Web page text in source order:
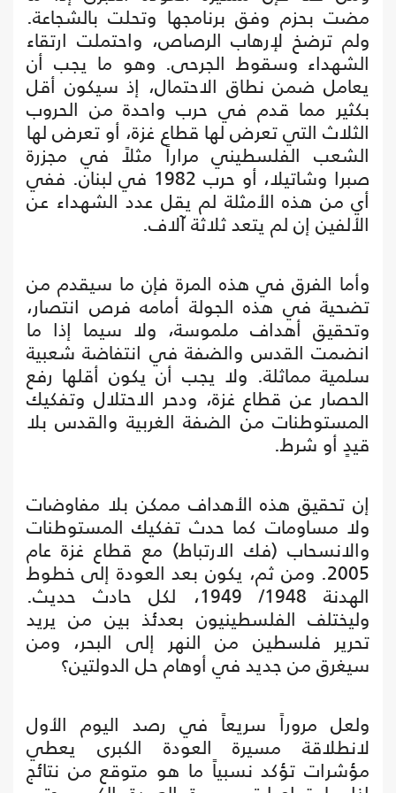
مضت بحزم وفق برنامجها وتحلت بالشجاعة.
ولم ترضخ لإرهاب الرصاص، واحتملت ارتقاء
الشهداء وسقوط الجرحى. وهو ما يجب أن
يعامل ضمن نطاق الاحتمال، إذ سيكون أقل
بكثير مما قدم في حرب واحدة من الحروب
الثلاث التي تعرض لها قطاع غزة، أو تعرض لها
الشعب الفلسطيني مراراً مثلاً في مجزرة
صبرا وشاتيلا، أو حرب 1982 في لبنان. ففي
أي من هذه الأمثلة لم يقل عدد الشهداء عن
الألفين إن لم يتعد ثلاثة آلاف.
وأما الفرق في هذه المرة فإن ما سيقدم من
تضحية في هذه الجولة أمامه فرص انتصار،
وتحقيق أهداف ملموسة، ولا سيما إذا ما
انضمت القدس والضفة في انتفاضة شعبية
سلمية مماثلة. ولا يجب أن يكون أقلها رفع
الحصار عن قطاع غزة، ودحر الاحتلال وتفكيك
المستوطنات من الضفة الغربية والقدس بلا
قيدٍ أو شرط.
إن تحقيق هذه الأهداف ممكن بلا مفاوضات
ولا مساومات كما حدث تفكيك المستوطنات
والانسحاب (فك الارتباط) مع قطاع غزة عام
2005. ومن ثم، يكون بعد العودة إلى خطوط
الهدنة 1948/ 1949، لكل حادث حديث.
وليختلف الفلسطينيون بعدئذ بين من يريد
تحرير فلسطين من النهر إلى البحر، ومن
سيغرق من جديد في أوهام حل الدولتين؟
ولعل مروراً سريعاً في رصد اليوم الأول
لانطلاقة مسيرة العودة الكبرى يعطي
مؤشرات تؤكد نسبياً ما هو متوقع من نتائج